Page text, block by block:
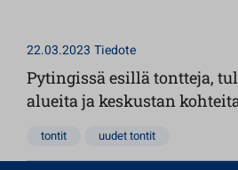
22.03.2023 Tiedote
Pytingissä esillä tontteja,
alueita ja keskustan
tontit uudet tontit